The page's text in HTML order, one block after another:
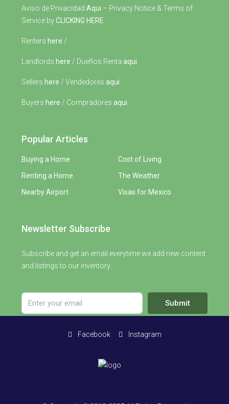
Aviso de Privacidad Aqui – Privacy Notice & Terms of
Service byCLICKING HERE
Renters here /
Landlords here / Dueños Renta aqui
Sellers here / Vendedores aqui
Buyers here / Compradores aqui
Popular Articles
Buying a Home
Renting a Home
Nearby Airport
Cost of Living
The Weather
Visas for Mexico
Newsletter Subscribe
Subscribe and get an email everytime we add new content
and listings to our inventory.
Submit
Facebook Instagram